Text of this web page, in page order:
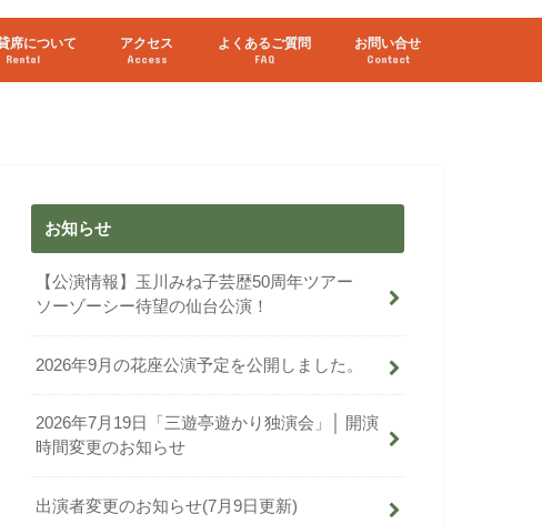
席について
Rental
アクセス
Access
よくあるご質問
FAQ
お問い合せ
Contact
お知らせ
【公演情報】玉川みね子芸歴50周年ツアー
ソーゾーシー待望の仙台公演！
2026年9月の花座公演予定を公開しました。
2026年7月19日「三遊亭遊かり独演会」│ 開演
時間変更のお知らせ
出演者変更のお知らせ(7月9日更新)